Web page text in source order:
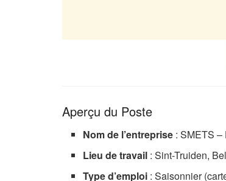
Aperçu du Poste
Nom de l’entreprise : SMETS
Lieu de travail : Sint-Truiden,
Type d’emploi : Saisonnier